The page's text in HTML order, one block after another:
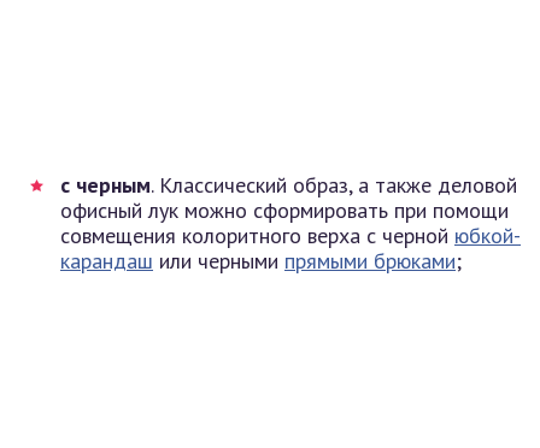
с черным. Классический образ, а также деловой
офисный лук можно сформировать при помощи
совмещения колоритного верха с черной юбкой-
карандаш или черными прямыми брюками;